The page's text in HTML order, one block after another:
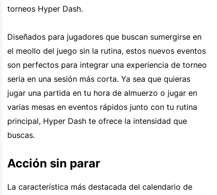
torneos Hyper Dash.
Diseñados para jugadores que buscan sumergirse en
el meollo del juego sin la rutina, estos nuevos eventos
son perfectos para integrar una experiencia de torneo
seria en una sesión más corta. Ya sea que quieras
jugar una partida en tu hora de almuerzo o jugar en
varias mesas en eventos rápidos junto con tu rutina
principal, Hyper Dash te ofrece la intensidad que
buscas.
Acción sin parar
La característica más destacada del calendario de